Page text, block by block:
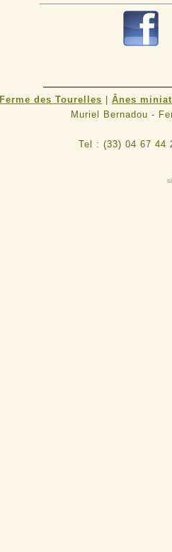
Ferme des Tourelles
Ânes
Muriel Bernadou -
Tel : (33) 04 67 44